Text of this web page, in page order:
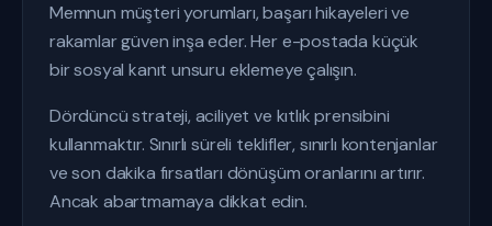
Memnun müşteri yorumları, başarı hikayeleri ve
rakamlar güven inşa eder. Her e-postada küçük
bir sosyal kanıt unsuru eklemeye çalışın.
Dördüncü strateji, aciliyet ve kıtlık prensibini
kullanmaktır. Sınırlı süreli teklifler, sınırlı kontenjanlar
ve son dakika fırsatları dönüşüm oranlarını artırır.
Ancak abartmamaya dikkat edin.